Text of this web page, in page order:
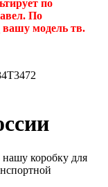
по
По
модель тв.
коробку для